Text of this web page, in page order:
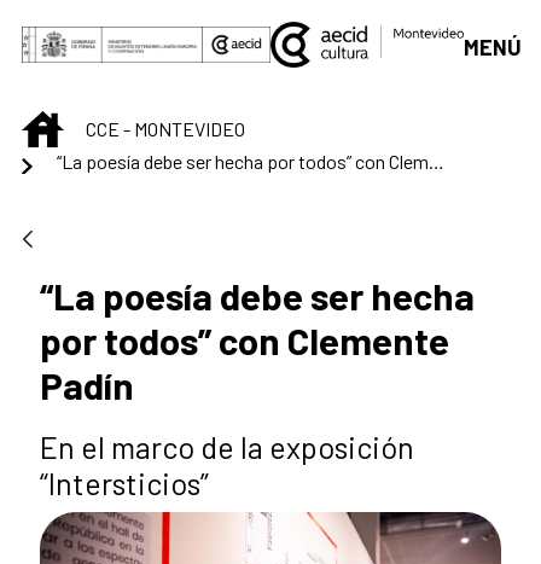
Saltar al contenido principal
MENÚ
INICIOCCE - MONTEVIDEO
“La poesía debe ser hecha por todos” con Clemente Padín
“La poesía debe ser hecha
por todos” con Clemente
Padín
En el marco de la exposición
“Intersticios”